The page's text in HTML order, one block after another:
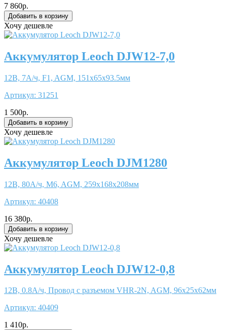
7 860р.
Хочу дешевле
Аккумулятор Leoch DJW12-7,0
12В, 7А/ч, F1, AGM, 151x65x93.5мм
Артикул: 31251
1 500р.
Хочу дешевле
Аккумулятор Leoch DJM1280
12В, 80А/ч, M6, AGM, 259x168x208мм
Артикул: 40408
16 380р.
Хочу дешевле
Аккумулятор Leoch DJW12-0,8
12В, 0.8А/ч, Провод с разъемом VHR-2N, AGM, 96x25x62мм
Артикул: 40409
1 410р.